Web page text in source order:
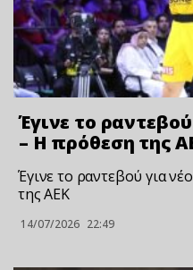
Έγινε το
– Η πρόθεση της
Έγινε το ραντεβού για
της ΑΕΚ
14/07/2026 22:49